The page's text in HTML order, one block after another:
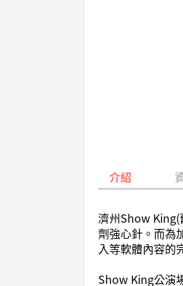
介紹
濟州Show King(
劑強心針。而為
入等軟體內容的
Show King公演